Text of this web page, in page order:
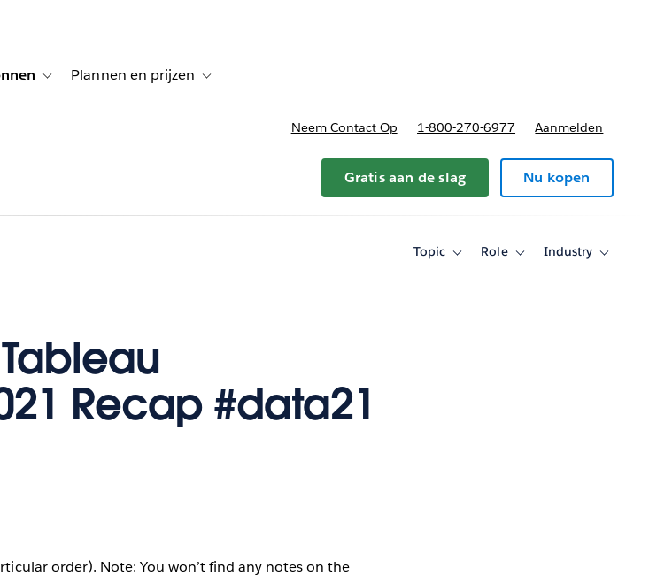
OplossingenToggle sub-navigation for Informatiebronnen
Plannen en prijzen Toggle sub-navigation for Plannen en prijzen
Neem Contact Op 1-800-270-6977 Aanmelden
Gratis aan de slag Nu kopen
Topic
ToggleRole
ToggleIndustry
Toggle
Recap #data21
order). Note: You won’t find any notes on the